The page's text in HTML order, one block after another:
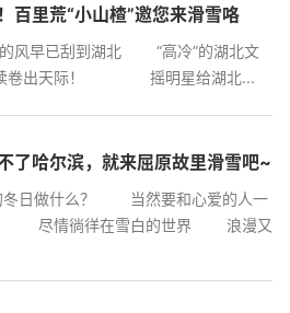
百里荒“小山楂”邀您来滑雪咯
风早已刮到湖北 “高冷”的湖北文
出天际！ 摇明星给湖北...
了哈尔滨，就来屈原故里滑雪吧~
日做什么？ 当然要和心爱的人一
尽情徜徉在雪白的世界 浪漫又